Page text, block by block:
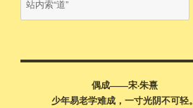
内
搜
偶成——宋·朱熹
少年易老学难成，一寸光阴不可轻。